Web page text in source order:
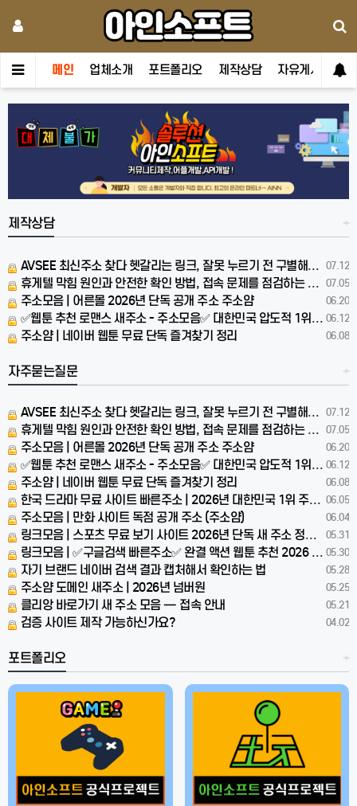
메인 업체소개 포트폴리오 제작상담 자유게시판
+
제작상담
07.12
AVSEE 최신주소 찾다 헷갈리는 링크, 잘못 누르기 전 구별해야 할 신호
07.05
휴게텔 막힘 원인과 안전한 확인 방법, 접속 문제를 점검하는 실전 가이드
06.20
주소모음 | 어른몰 2026년 단독 공개 주소 주소얌
06.12
✅웹툰 추천 로맨스 새주소 - 주소모음✅ 대한민국 압도적 1위 주소얌
06.08
주소얌 | 네이버 웹툰 무료 단독 즐겨찾기 정리
+
자주묻는질문
07.12
AVSEE 최신주소 찾다 헷갈리는 링크, 잘못 누르기 전 구별해야 할 신호
07.05
휴게텔 막힘 원인과 안전한 확인 방법, 접속 문제를 점검하는 실전 가이드
06.20
주소모음 | 어른몰 2026년 단독 공개 주소 주소얌
06.12
✅웹툰 추천 로맨스 새주소 - 주소모음✅ 대한민국 압도적 1위 주소얌
06.08
주소얌 | 네이버 웹툰 무료 단독 즐겨찾기 정리
06.05
한국 드라마 무료 사이트 빠른주소 | 2026년 대한민국 1위 주소얌
06.04
주소모음 | 만화 사이트 독점 공개 주소 (주소얌)
05.31
링크모음 | 스포츠 무료 보기 사이트 2026년 단독 새 주소 정리 | 주소얌
05.30
링크모음 | ✅구글검색 빠른주소✅ 완결 액션 웹툰 추천 2026 비공개자료, 방금 풀렸다 (주소얌)
05.28
자기 브랜드 네이버 검색 결과 캡처해서 확인하는 법
05.25
주소얌 도메인 새주소 | 2026년 넘버원
05.21
클리앙 바로가기 새 주소 모음 — 접속 안내
04.02
검증 사이트 제작 가능하신가요?
+
포트폴리오